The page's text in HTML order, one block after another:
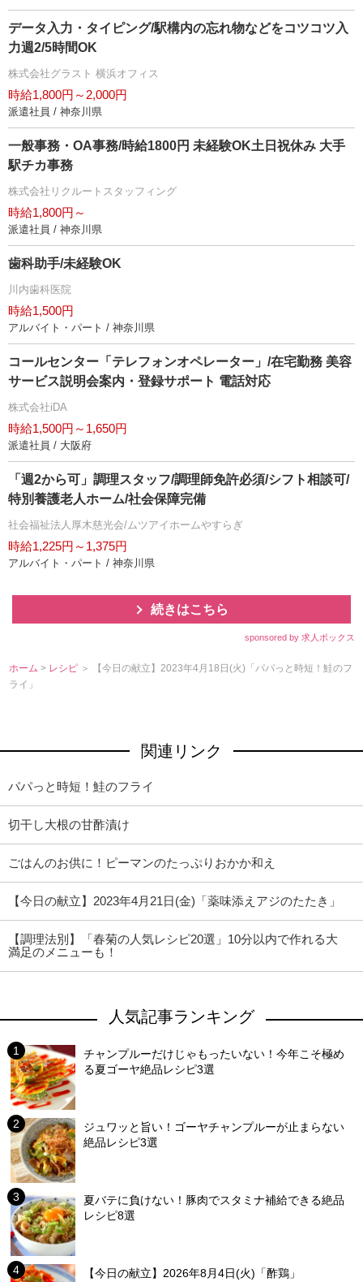
データ入力・タイピング/駅構内の忘れ物などをコツコツ入
力週2/5時間OK
株式会社グラスト 横浜オフィス
時給1,800円～2,000円
派遣社員 / 神奈川県
一般事務・OA事務/時給1800円 未経験OK土日祝休み 大手
駅チカ事務
株式会社リクルートスタッフィング
時給1,800円～
派遣社員 / 神奈川県
歯科助手/未経験OK
川内歯科医院
時給1,500円
アルバイト・パート / 神奈川県
コールセンター「テレフォンオペレーター」/在宅勤務 美容
サービス説明会案内・登録サポート 電話対応
株式会社iDA
時給1,500円～1,650円
派遣社員 / 大阪府
「週2から可」調理スタッフ/調理師免許必須/シフト相談可/
特別養護老人ホーム/社会保障完備
社会福祉法人厚木慈光会/ムツアイホームやすらぎ
時給1,225円～1,375円
アルバイト・パート / 神奈川県
続きはこちら
sponsored by 求人ボックス
ホーム > レシピ ＞ 【今日の献立】2023年4月18日(火)「パパっと時短！鮭のフ
ライ」
関連リンク
パパっと時短！鮭のフライ
切干し大根の甘酢漬け
ごはんのお供に！ピーマンのたっぷりおかか和え
【今日の献立】2023年4月21日(金)「薬味添えアジのたたき」
【調理法別】「春菊の人気レシピ20選」10分以内で作れる大
満足のメニューも！
人気記事ランキング
チャンプルーだけじゃもったいない！今年こそ極め
る夏ゴーヤ絶品レシピ3選
ジュワッと旨い！ゴーヤチャンプルーが止まらない
絶品レシピ3選
夏バテに負けない！豚肉でスタミナ補給できる絶品
レシピ8選
【今日の献立】2026年8月4日(火)「酢鶏」